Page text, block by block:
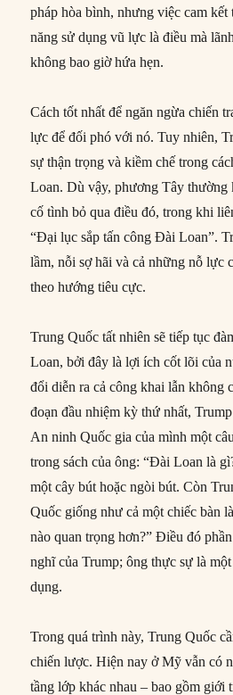
pháp hòa bình, nhưng việc cam kết
năng sử dụng vũ lực là điều mà
không bao giờ hứa hẹn.
Cách tốt nhất để ngăn ngừa chiến
lực để đối phó với nó. Tuy nhiên,
sự thận trọng và kiềm chế trong
Loan. Dù vậy, phương Tây thường
cố tình bỏ qua điều đó, trong khi
“Đại lục sắp tấn công Đài Loan”.
lầm, nỗi sợ hãi và cả những nỗ lực
theo hướng tiêu cực.
Trung Quốc tất nhiên sẽ tiếp tục
Loan, bởi đây là lợi ích cốt lõi của
đổi diễn ra cả công khai lẫn không
đoạn đầu nhiệm kỳ thứ nhất,
An ninh Quốc gia của mình một
trong sách của ông: “Đài Loan là
một cây bút hoặc ngòi bút. Còn
Quốc giống như cả một chiếc bàn
nào quan trọng hơn?” Điều đó
nghĩ của Trump; ông thực sự là
dụng.
Trong quá trình này, Trung Quốc
chiến lược. Hiện nay ở Mỹ vẫn có
tầng lớp khác nhau – bao gồm giới